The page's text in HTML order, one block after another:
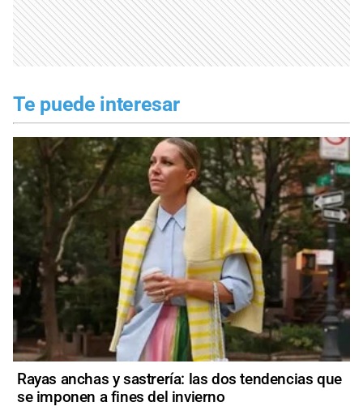
Te puede interesar
Rayas anchas y sastrería: las dos tendencias que
se imponen a fines del invierno